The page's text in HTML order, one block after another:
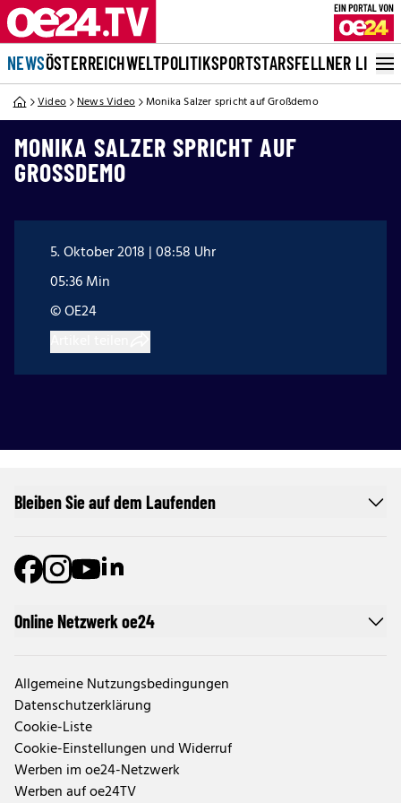
NEWSÖSTERREICHWELTPOLITIKSPORTSTARSFELLNER LIVE
Video News Video Monika Salzer spricht auf Großdemo
MONIKA SALZER SPRICHT AUF
GROSSDEMO
5. Oktober 2018 | 08:58 Uhr
05:36 Min
© OE24
Online Netzwerk oe24
Allgemeine Nutzungsbedingungen
Datenschutzerklärung
Cookie-Liste
Cookie-Einstellungen und Widerruf
Werben im oe24-Netzwerk
Werben auf oe24TV
Bleiben Sie auf dem Laufenden